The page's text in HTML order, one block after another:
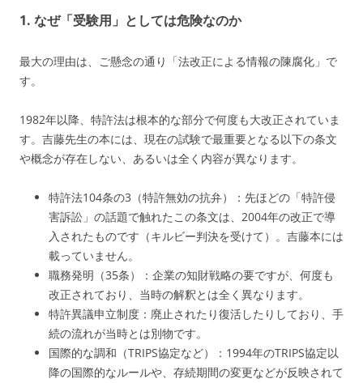
1. なぜ「受験用」としては危険なのか
最大の理由は、ご懸念の通り「法改正による情報の陳腐化」で
す。
1982年以降、特許法は根本的な部分で何度も大改正されていま
す。吉藤先生の本には、現在の試験で最重要となる以下の条文
や概念が存在しない、あるいは全く内容が異なります。
特許法104条の3（特許無効の抗弁）：先ほどの「特許侵
害訴訟」の話題で触れたこの条文は、2004年の改正で導
入されたものです（キルビー判決を受けて）。吉藤本には
載っていません。
職務発明（35条）：企業の知財戦略の要ですが、何度も
改正されており、当時の解釈とは全く異なります。
特許異議申立制度：廃止されたり復活したりしており、手
続の流れが当時とは別物です。
国際的な調和（TRIPS協定など）：1994年のTRIPS協定以
降の国際的なルールや、存続期間の変更などが反映されて